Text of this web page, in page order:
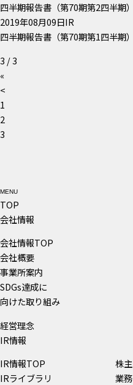
四半期報告書（第70期第2四半期）
2019年08月09日IR
四半期報告書（第70期第1四半期）
3 / 3
«
<
1
2
3
MENU
TOP
会社情報
会社情報TOP
会社概要
事業所案内
SDGs達成に
向けた取り組み
経営理念
IR情報
IR情報TOP
株
IRライブラリ
業